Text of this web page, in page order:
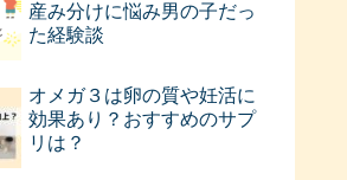
産み分けに悩み男の子だっ
た経験談
オメガ３は卵の質や妊活に
効果あり？おすすめのサプ
リは？